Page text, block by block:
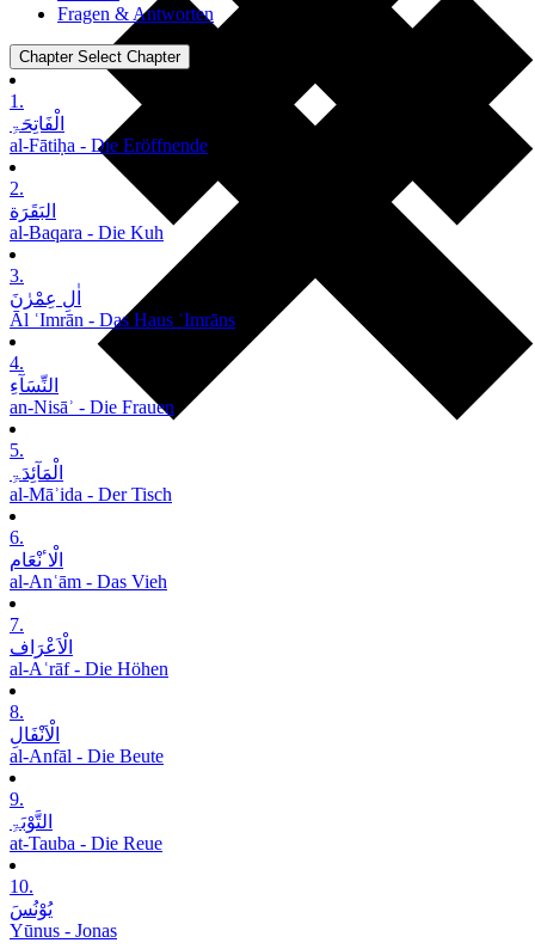
Fragen & Antworten
Chapter Select Chapter
1.
الْفَاتِحَۃِ
al-Fātiḥa - Die Eröffnende
2.
البَقَرَة
al-Baqara - Die Kuh
3.
اٰلِ عِمْرٰنَ
Āl ʿImrān - Das Haus ʿImrāns
4.
النِّسَآءِ
an-Nisāʾ - Die Frauen
5.
الْمَآئِدَۃِ
al-Māʾida - Der Tisch
6.
الْاٴنْعَام
al-Anʿām - Das Vieh
7.
الْاَعْرَاف
al-Aʿrāf - Die Höhen
8.
الْاَنْفَالِ
al-Anfāl - Die Beute
9.
التَّوْبَۃِ
at-Tauba - Die Reue
10.
یُوْنُسَ
Yūnus - Jonas